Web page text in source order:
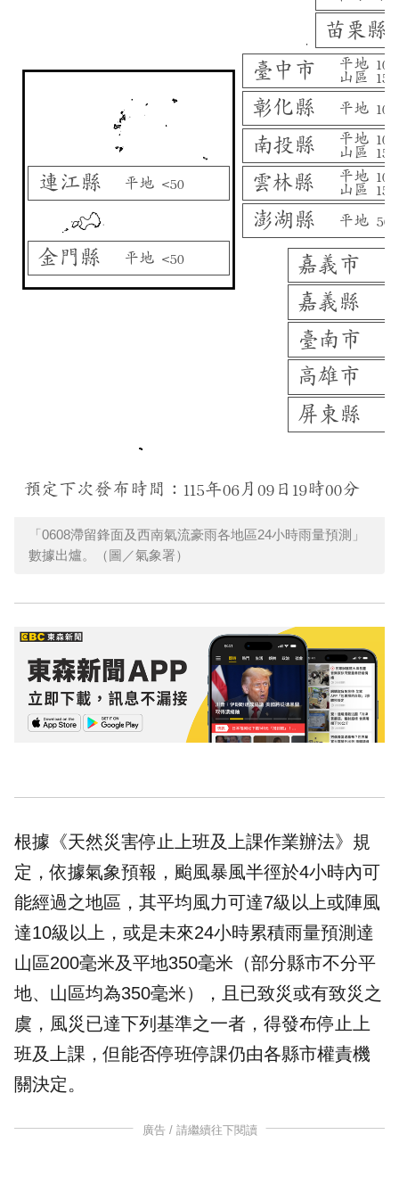
「0608滯留鋒面及西南氣流豪雨各地區24小時雨量預測」
數據出爐。（圖／氣象署）
根據《天然災害停止上班及上課作業辦法》規
定，依據氣象預報，颱風暴風半徑於4小時內可
能經過之地區，其平均風力可達7級以上或陣風
達10級以上，或是未來24小時累積雨量預測達
山區200毫米及平地350毫米（部分縣市不分平
地、山區均為350毫米），且已致災或有致災之
虞，風災已達下列基準之一者，得發布停止上
班及上課，但能否停班停課仍由各縣市權責機
關決定。
廣告 / 請繼續往下閱讀